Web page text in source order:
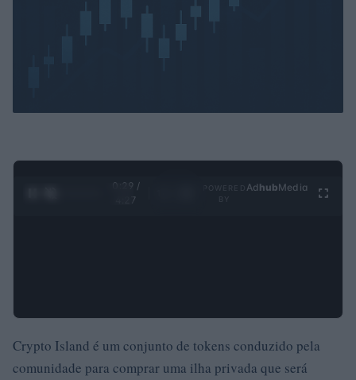
0:30 /
4:27
Ad hubMedia
Crypto Island é um conjunto de tokens conduzido pela
comunidade para comprar uma ilha privada que será